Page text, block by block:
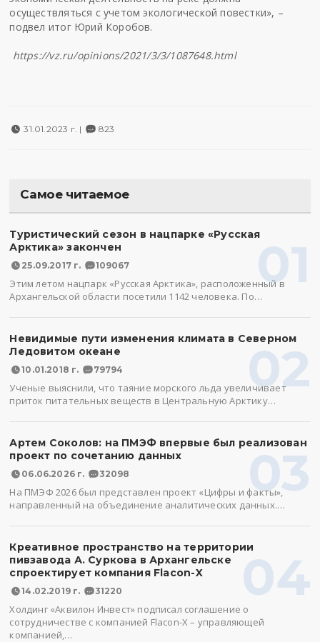
осуществляться с учетом экологической повестки», –
подвел итог Юрий Коробов.
https://vz.ru/opinions/2021/3/3/1087648.html
31.01.2023 г. | 823
Самое читаемое
01
Туристический сезон в нацпарке «Русская
Арктика» закончен
25.09.2017 г. 109067
Этим летом нацпарк «Русская Арктика», расположенный в
Архангельской области посетили 1142 человека. По…
02
Невидимые пути изменения климата в Северном
Ледовитом океане
10.01.2018 г. 79794
Ученые выяснили, что таяние морского льда увеличивает
приток питательных веществ в Центральную Арктику…
03
Артем Соколов: на ПМЭФ впервые был реализован
проект по сочетанию данных
06.06.2026 г. 32098
На ПМЭФ 2026 был представлен проект «Цифры и факты»,
направленный на объединение аналитических данных.…
04
Креативное пространство на территории
пивзавода А. Суркова в Архангельске
спроектирует компания Flacon-X
14.02.2019 г. 31220
Холдинг «Аквилон Инвест» подписал соглашение о
сотрудничестве с компанией Flacon-X – управляющей
компанией,…